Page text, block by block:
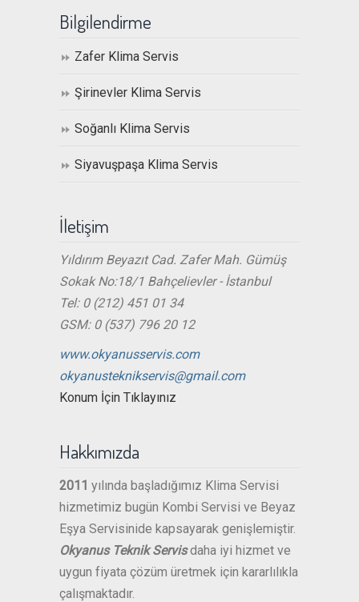
Bilgilendirme
Zafer Klima Servis
Şirinevler Klima Servis
Soğanlı Klima Servis
Siyavuşpaşa Klima Servis
İletişim
Yıldırım Beyazıt Cad. Zafer Mah. Gümüş
Sokak No:18/1 Bahçelievler - İstanbul
Tel: 0 (212) 451 01 34
GSM: 0 (537) 796 20 12
www.okyanusservis.com
okyanusteknikservis@gmail.com
Konum İçin Tıklayınız
Hakkımızda
2011 yılında başladığımız Klima Servisi
hizmetimiz bugün Kombi Servisi ve Beyaz
Eşya Servisinide kapsayarak genişlemiştir.
Okyanus Teknik Servisdaha iyi hizmet ve
uygun fiyata çözüm üretmek için kararlılıkla
çalışmaktadır.